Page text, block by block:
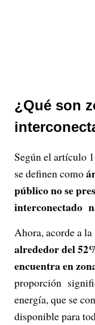
¿Qué son
Según el artículo
se definen como
público no se
interconectado
Ahora, acorde a
alrededor del
encuentra en
proporción
energía, que se
disponible para